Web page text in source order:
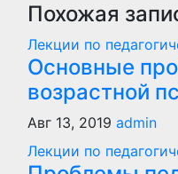
Похожая
Лекции по
Основные
возрастной
Авг 13, 2019 admin
Лекции по